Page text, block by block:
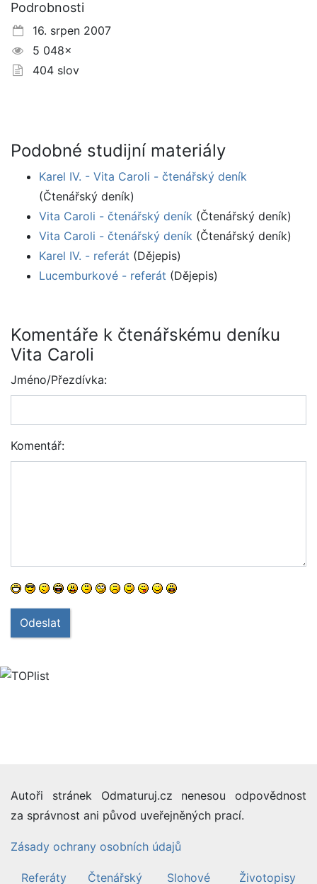
Podrobnosti
16. srpen 2007
5 048×
404 slov
Podobné studijní materiály
Karel IV. - Vita Caroli - čtenářský deník
(Čtenářský deník)
Vita Caroli - čtenářský deník (Čtenářský deník)
Vita Caroli - čtenářský deník (Čtenářský deník)
Karel IV. - referát (Dějepis)
Lucemburkové - referát (Dějepis)
Komentáře k čtenářskému deníku
Vita Caroli
Jméno/Přezdívka:
Komentář:
Odeslat
Autoři stránek Odmaturuj.cz nenesou odpovědnost
za správnost ani původ uveřejněných prací.
Zásady ochrany osobních údajů
Referáty Čtenářský Slohové Životopisy